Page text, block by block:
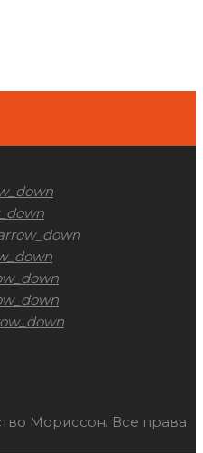
Мориссон. Все права